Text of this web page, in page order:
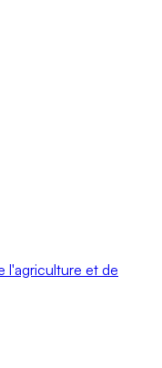
l'agriculture et de